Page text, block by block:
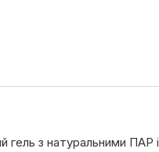
гель з натуральними